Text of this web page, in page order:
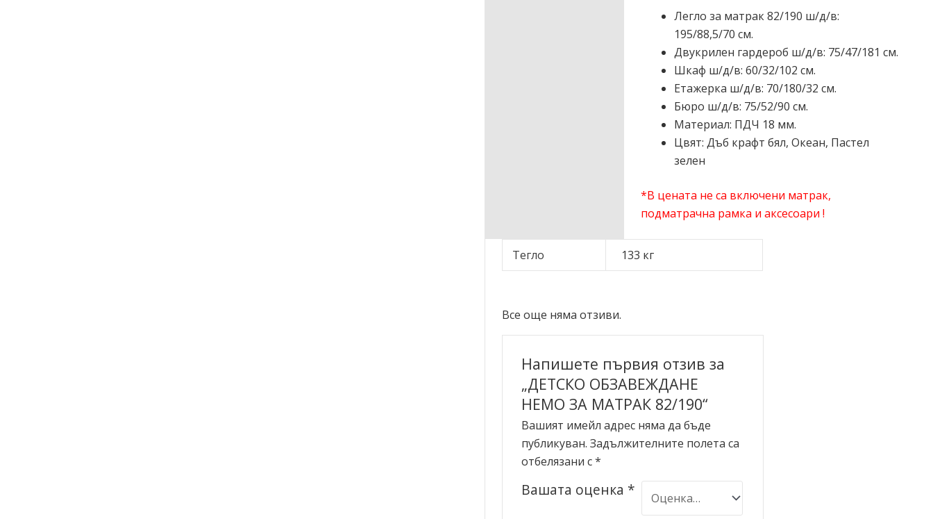
Легло за матрак 82/190 ш/д/в:
195/88,5/70 см.
Двукрилен гардероб ш/д/в: 75/47/181 см.
Шкаф ш/д/в: 60/32/102 см.
Етажерка ш/д/в: 70/180/32 см.
Бюро ш/д/в: 75/52/90 см.
Материал: ПДЧ 18 мм.
Цвят: Дъб крафт бял, Океан, Пастел
зелен
*В цената не са включени матрак,
подматрачна рамка и аксесоари !
Тегло 133 кг
Все още няма отзиви.
Напишете първия отзив за
„ДЕТСКО ОБЗАВЕЖДАНЕ
НЕМО ЗА МАТРАК 82/190“
Вашият имейл адрес няма да бъде
публикуван. Задължителните полета са
отбелязани с*
Вашата оценка *